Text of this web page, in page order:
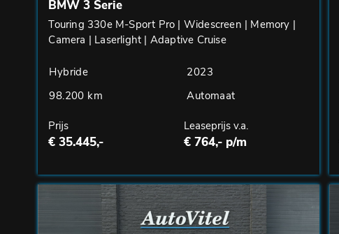
BMW 3 Serie
Touring 330e M-Sport Pro | Widescreen | Memory |
Camera | Laserlight | Adaptive Cruise
Hybride
2023
98.200 km
Automaat
Prijs
€ 35.445,-
Leaseprijs v.a.
€ 764,- p/m